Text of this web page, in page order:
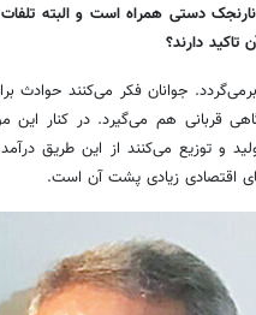
دستی همراه است و البته
دارند؟
جوانان فکر می‌کنند حوادث
قربانی هم می‌گیرد. در کنار
و توزیع می‌کنند از این طریق
اقتصادی زیادی پشت آن است.